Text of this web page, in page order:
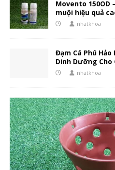
Movento 150OD
muội hiệu quả
nhatkhoa
Đạm Cá Phú Hảo
Dinh Dưỡng Cho
nhatkhoa